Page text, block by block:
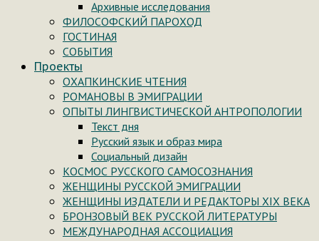
Архивные исследования
ФИЛОСОФСКИЙ ПАРОХОД
ГОСТИНАЯ
СОБЫТИЯ
Проекты
ОХАПКИНСКИЕ ЧТЕНИЯ
РОМАНОВЫ В ЭМИГРАЦИИ
ОПЫТЫ ЛИНГВИСТИЧЕСКОЙ АНТРОПОЛОГИИ
Текст дня
Русский язык и образ мира
Социальный дизайн
КОСМОС РУССКОГО САМОСОЗНАНИЯ
ЖЕНЩИНЫ РУССКОЙ ЭМИГРАЦИИ
ЖЕНЩИНЫ ИЗДАТЕЛИ И РЕДАКТОРЫ XIX ВЕКА
БРОНЗОВЫЙ ВЕК РУССКОЙ ЛИТЕРАТУРЫ
МЕЖДУНАРОДНАЯ АССОЦИАЦИЯ